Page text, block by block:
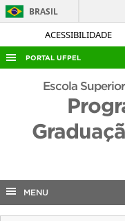
ACESSIBILIDADE
BRASIL
PORTAL UFPEL
ACESSO À INFORMAÇÃO
COBALTO
Escola
MENU